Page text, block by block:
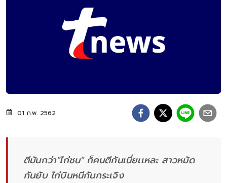
01 ก.พ. 2562
ตีมันกว่า"ไก่ชน" ก็คนตีกันเนี่ยเเหละ สาวหมัด
กันยับ ไก่บินหนีกันกระเจิง